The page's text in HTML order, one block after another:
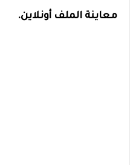
معاينة الملف أونلاين.